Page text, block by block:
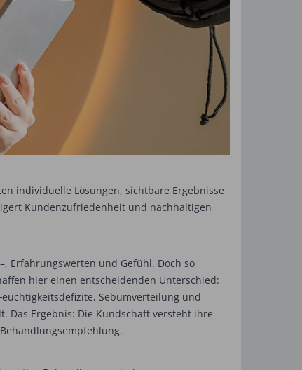
individuelle Lösungen, sichtbare Ergebnisse
Kundenzufriedenheit und nachhaltigen
Erfahrungswerten und Gefühl. Doch so
hier einen entscheidenden Unterschied:
Sebumverteilung und
Ergebnis: Die Kundschaft versteht ihre